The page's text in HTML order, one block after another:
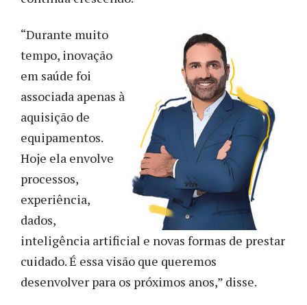
“Durante muito
tempo, inovação
em saúde foi
associada apenas à
aquisição de
equipamentos.
Hoje ela envolve
processos,
experiência,
dados,
inteligência artificial e novas formas de prestar
cuidado. É essa visão que queremos
desenvolver para os próximos anos,” disse.